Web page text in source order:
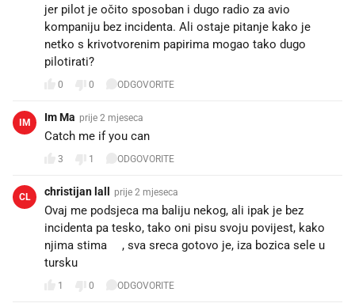
jer pilot je očito sposoban i dugo radio za avio
kompaniju bez incidenta. Ali ostaje pitanje kako je
netko s krivotvorenim papirima mogao tako dugo
pilotirati?
0 0 ODGOVORITE
IM Im Ma prije 2 mjeseca
Catch me if you can 😉
3 1 ODGOVORITE
CL christijan lall prije 2 mjeseca
Ovaj me podsjeca ma baliju nekog, ali ipak je bez
incidenta pa tesko, tako oni pisu svoju povijest, kako
njima stima🤣, sva sreca gotovo je, iza bozica sele u
tursku
1 0 ODGOVORITE